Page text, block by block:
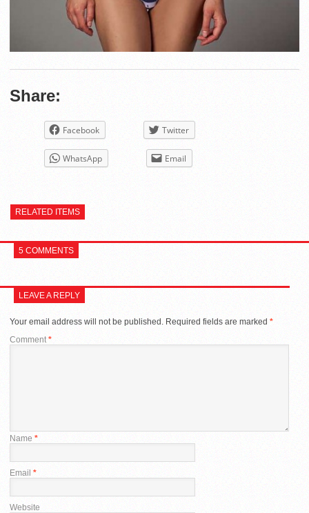
Share:
Facebook Twitter
WhatsApp Email
RELATED ITEMS
5 COMMENTS
LEAVE A REPLY
Your email address will not be published. Required fields are marked *
Comment *
Name *
Email *
Website